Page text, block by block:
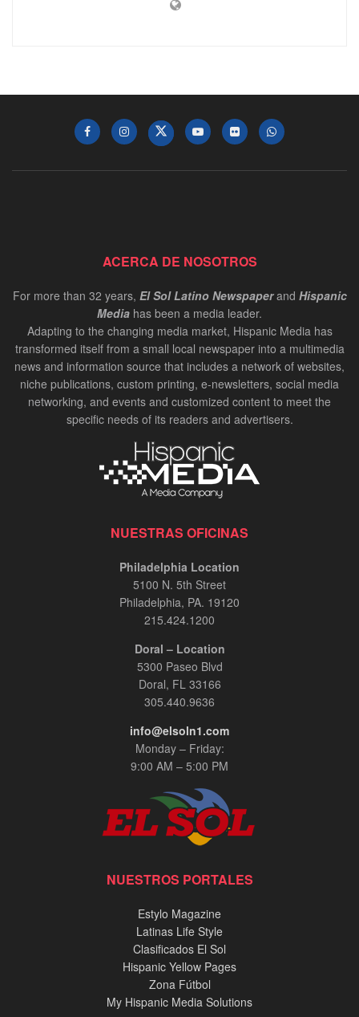
ACERCA DE NOSOTROS
For more than 32 years, El Sol Latino Newspaperand Hispanic
Media has been a media leader.
Adapting to the changing media market, Hispanic Media has
transformed itself from a small local newspaper into a multimedia
news and information source that includes a network of websites,
niche publications, custom printing, e-newsletters, social media
networking, and events and customized content to meet the
specific needs of its readers and advertisers.
NUESTRAS OFICINAS
Philadelphia Location
5100 N. 5th Street
Philadelphia, PA. 19120
215.424.1200
Doral – Location
5300 Paseo Blvd
Doral, FL 33166
305.440.9636
info@elsoln1.com
Monday – Friday:
9:00 AM – 5:00 PM
NUESTROS PORTALES
Estylo Magazine
Latinas Life Style
Clasificados El Sol
Hispanic Yellow Pages
Zona Fútbol
My Hispanic Media Solutions